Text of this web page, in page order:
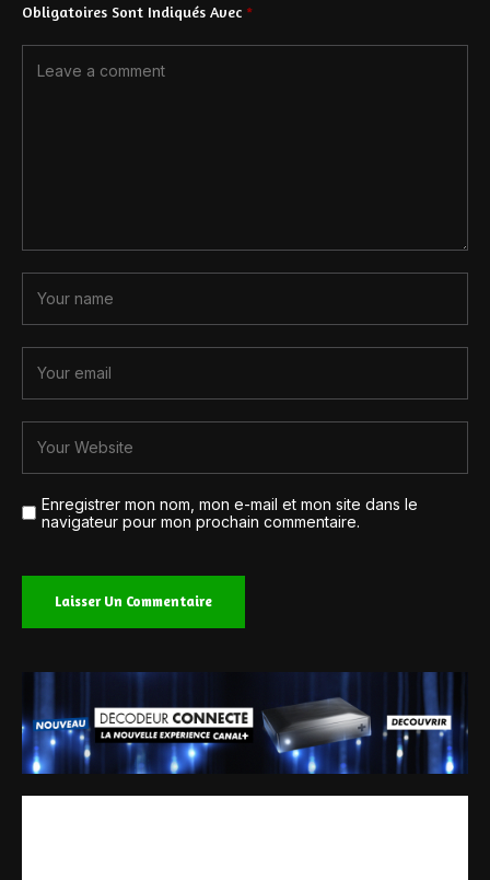
Obligatoires Sont Indiqués Avec *
Enregistrer mon nom, mon e-mail et mon site dans le
navigateur pour mon prochain commentaire.